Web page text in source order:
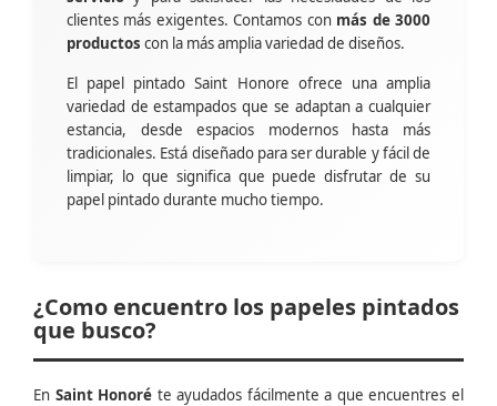
clientes más exigentes. Contamos con más de 3000
productos con la más amplia variedad de diseños.
El papel pintado Saint Honore ofrece una amplia
variedad de estampados que se adaptan a cualquier
estancia, desde espacios modernos hasta más
tradicionales. Está diseñado para ser durable y fácil de
limpiar, lo que significa que puede disfrutar de su
papel pintado durante mucho tiempo.
¿Como encuentro los papeles pintados
que busco?
En Saint Honoré te ayudados fácilmente a que encuentres el